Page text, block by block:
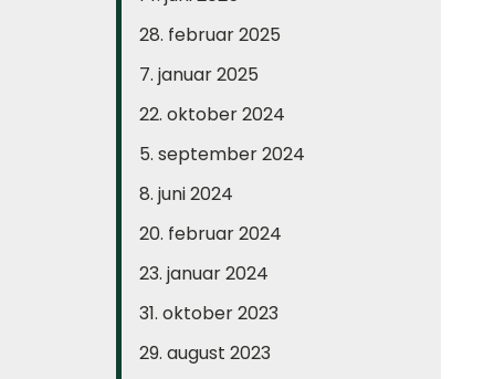
28. februar 2025
7. januar 2025
22. oktober 2024
5. september 2024
8. juni 2024
20. februar 2024
23. januar 2024
31. oktober 2023
29. august 2023